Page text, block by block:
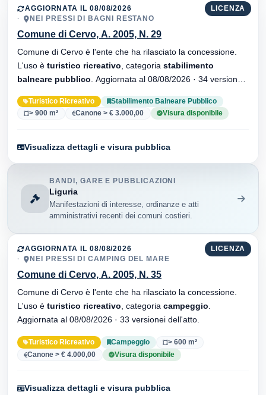
LICENZA
AGGIORNATA IL 08/08/2026
NEI PRESSI DI BAGNI RESTANO
Comune di Cervo, A. 2005, N. 29
Comune di Cervo è l'ente che ha rilasciato la concessione.
L'uso è turistico ricreativo , categoria stabilimento
balneare pubblico
Turistico Ricreativo
Stabilimento Balneare Pubblico
> 900 m²
Canone > € 3.000,00 Visura disponibile
Visualizza dettagli e visura pubblica
BANDI, GARE E PUBBLICAZIONI
Liguria
Manifestazioni di interesse, ordinanze e atti
amministrativi recenti dei comuni costieri.
LICENZA
AGGIORNATA IL 08/08/2026
NEI PRESSI DI CAMPING DEL MARE
Comune di Cervo, A. 2005, N. 35
Comune di Cervo è l'ente che ha rilasciato la concessione.
L'uso è turistico ricreativo , categoria campeggio
Aggiornata al 08/08/2026 · 33 versionei dell'atto.
Turistico Ricreativo Campeggio
> 600 m²
Canone > € 4.000,00
Visura disponibile
Visualizza dettagli e visura pubblica